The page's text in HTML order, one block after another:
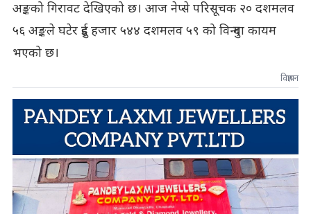
अङ्कको गिरावट देखिएको छ। आज नेप्से परिसूचक २० दशमलव
५६ अङ्कले घटेर दुई हजार ५४४ दशमलव ५९ को विन्दुमा कायम
भएको छ।
विज्ञापन